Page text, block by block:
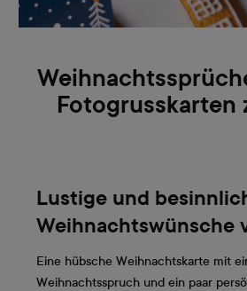
Fotogrusskarten
Lustige und
Weihnachtswünsche
Eine hübsche Weihnachtskarte mit
Weihnachtsspruch und ein paar